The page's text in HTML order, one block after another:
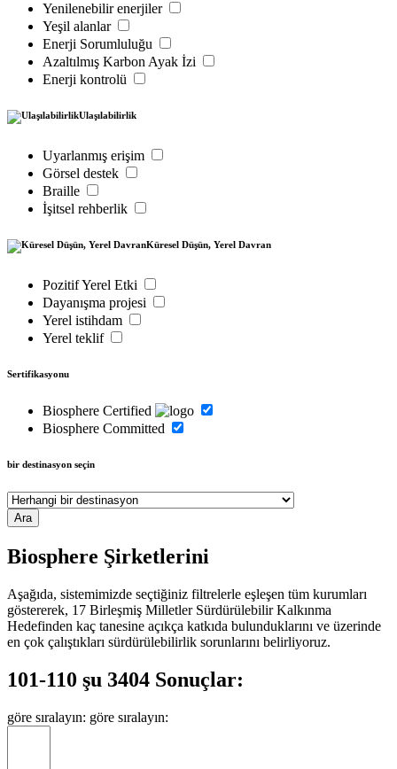
Yenilenebilir enerjiler
Yeşil alanlar
Enerji Sorumluluğu
Azaltılmış Karbon Ayak İzi
Enerji kontrolü
Ulaşılabilirlik
Uyarlanmış erişim
Görsel destek
Braille
İşitsel rehberlik
Küresel Düşün, Yerel Davran
Pozitif Yerel Etki
Dayanışma projesi
Yerel istihdam
Yerel teklif
Sertifikasyonu
Biosphere Certified
Biosphere Committed
bir destinasyon seçin
Biosphere Şirketlerini
Aşağıda, sistemimizde seçtiğiniz filtrelerle eşleşen tüm kurumları
göstererek, 17 Birleşmiş Milletler Sürdürülebilir Kalkınma
Hedefinden kaç tanesine açıkça katkıda bulunduklarını ve üzerinde
en çok çalıştıkları sürdürülebilirlik sorunlarını belirliyoruz.
101-110 şu 3404 Sonuçlar:
göre sıralayın: göre sıralayın: